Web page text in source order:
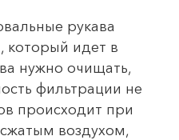
рукава
который идет в
нужно очищать,
фильтрации не
происходит при
воздухом,